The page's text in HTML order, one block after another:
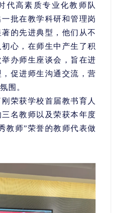
代高素质专业化教师队
批在教学科研和管理岗
的先进典型，他们从不
心，在师生中产生了积
办师生座谈会，旨在进
促进师生沟通交流，营
围。
荣获学校首届教书育人
名教师以及荣获本年度
教师”荣誉的教师代表做